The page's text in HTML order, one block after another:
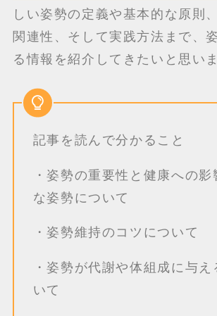
しい姿勢の定義や基本的な原則
関連性、そして実践方法まで、
る情報を紹介してきたいと思いま
記事を読んで分かること
・姿勢の重要性と健康への影
な姿勢について
・姿勢維持のコツについて
・姿勢が代謝や体組成に与え
いて